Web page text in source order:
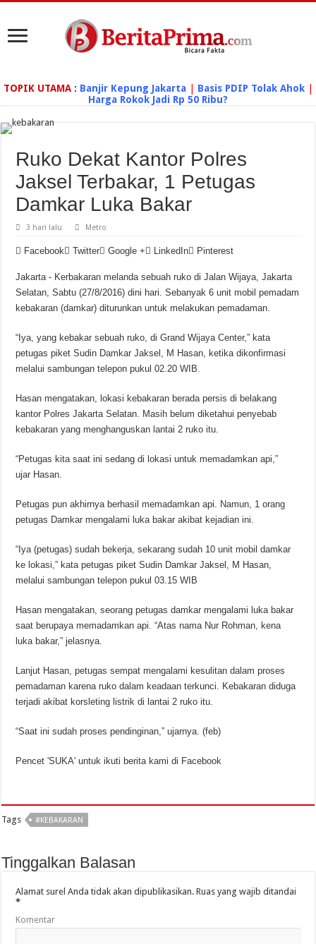
TOPIK UTAMA: Banjir Kepung Jakarta Basis PDIP Tolak Ahok
Harga Rokok Jadi Rp 50 Ribu?
Ruko Dekat Kantor Polres
Jaksel Terbakar, 1 Petugas
Damkar Luka Bakar
3 hari lalu Metro
Facebook Twitter Google + LinkedIn Pinterest
Jakarta - Kerbakaran melanda sebuah ruko di Jalan Wijaya, Jakarta
Selatan, Sabtu (27/8/2016) dini hari. Sebanyak 6 unit mobil pemadam
kebakaran (damkar) diturunkan untuk melakukan pemadaman.
“Iya, yang kebakar sebuah ruko, di Grand Wijaya Center,” kata
petugas piket Sudin Damkar Jaksel, M Hasan, ketika dikonfirmasi
melalui sambungan telepon pukul 02.20 WIB.
Hasan mengatakan, lokasi kebakaran berada persis di belakang
kantor Polres Jakarta Selatan. Masih belum diketahui penyebab
kebakaran yang menghanguskan lantai 2 ruko itu.
“Petugas kita saat ini sedang di lokasi untuk memadamkan api,”
ujar Hasan.
Petugas pun akhirnya berhasil memadamkan api. Namun, 1 orang
petugas Damkar mengalami luka bakar akibat kejadian ini.
“Iya (petugas) sudah bekerja, sekarang sudah 10 unit mobil damkar
ke lokasi,” kata petugas piket Sudin Damkar Jaksel, M Hasan,
melalui sambungan telepon pukul 03.15 WIB
Hasan mengatakan, seorang petugas damkar mengalami luka bakar
saat berupaya memadamkan api. “Atas nama Nur Rohman, kena
luka bakar,” jelasnya.
Lanjut Hasan, petugas sempat mengalami kesulitan dalam proses
pemadaman karena ruko dalam keadaan terkunci. Kebakaran diduga
terjadi akibat korsleting listrik di lantai 2 ruko itu.
“Saat ini sudah proses pendinginan,” ujarnya. (feb)
Pencet 'SUKA' untuk ikuti berita kami di Facebook
Tags #KEBAKARAN
Tinggalkan Balasan
Alamat surel Anda tidak akan dipublikasikan. Ruas yang wajib ditandai
*
Komentar